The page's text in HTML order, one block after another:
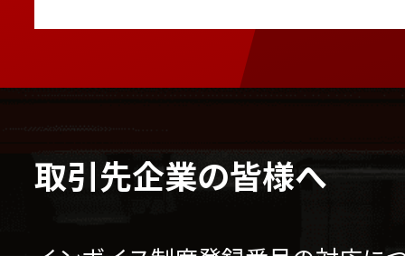
取引先企業の皆様へ